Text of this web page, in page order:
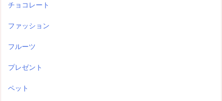
チョコレート
ファッション
フルーツ
プレゼント
ペット